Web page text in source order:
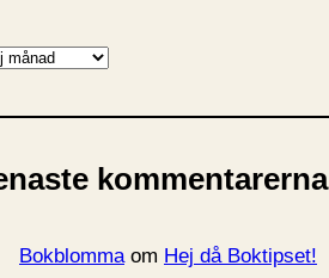
kommentarerna
Bokblommaom Hej då Boktipset!